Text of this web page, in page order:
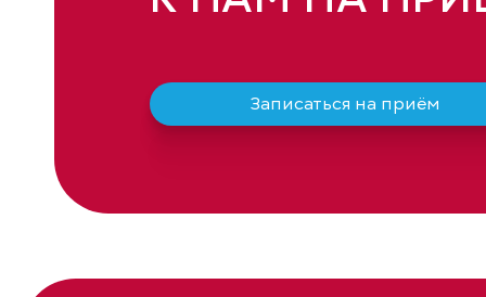
Записаться на приём